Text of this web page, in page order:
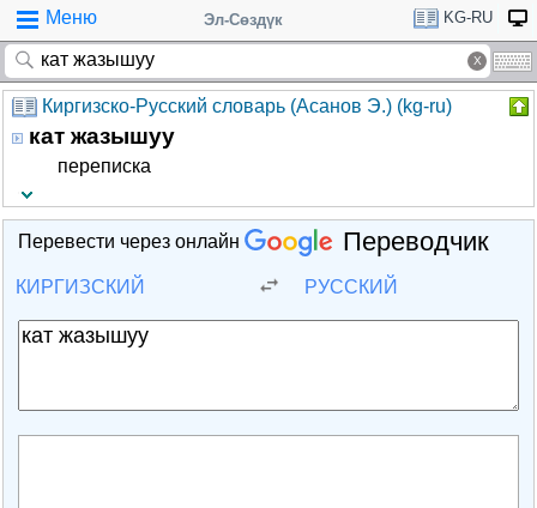
Меню Эл-Сөздүк KG-RU
Киргизско-Русский словарь (Асанов Э.) (kg-ru)
кат жазышуу
переписка
Перевести через онлайн Переводчик
КИРГИЗСКИЙ РУССКИЙ